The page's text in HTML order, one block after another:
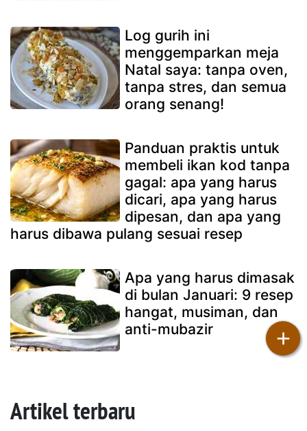
Log gurih ini
menggemparkan meja
Natal saya: tanpa oven,
tanpa stres, dan semua
orang senang!
Panduan praktis untuk
membeli ikan kod tanpa
gagal: apa yang harus
dicari, apa yang harus
dipesan, dan apa yang
harus dibawa pulang sesuai resep
Apa yang harus dimasak
di bulan Januari: 9 resep
hangat, musiman, dan
anti-mubazir
Artikel terbaru
+